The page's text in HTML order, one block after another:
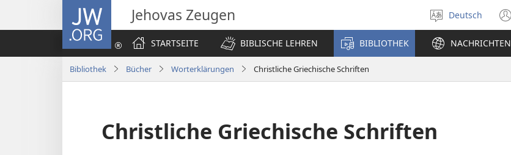
JW.ORG Jehovas Zeugen
Sprache
auswählen
Deutsch
STARTSEITE
BIBLISCHE LEHREN BIBLIOTHEK NACHRICHTEN
Bibliothek Bücher Worterklärungen Christliche Griechische Schriften
Christliche Griechische Schriften